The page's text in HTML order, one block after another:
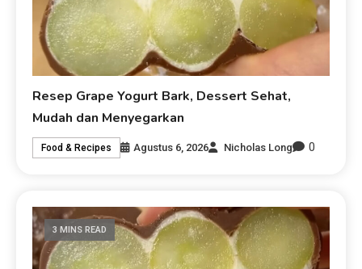
Resep Grape Yogurt Bark, Dessert Sehat,
Mudah dan Menyegarkan
Food & Recipes Agustus 6, 2026 Nicholas Long 0
3 MINS READ